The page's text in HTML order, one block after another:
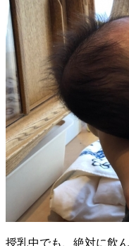
授乳中でも、絶対に飲